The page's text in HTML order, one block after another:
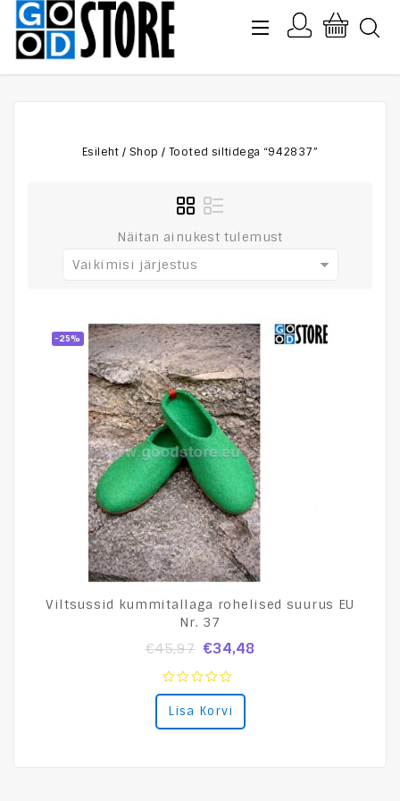
Esileht / Shop / Tooted siltidega “942837”
Näitan ainukest tulemust
Vaikimisi järjestus
-25%
Viltsussid kummitallaga rohelised suurus EU
Nr. 37
€45,97 €34,48
0
out
of
Lisa Korvi